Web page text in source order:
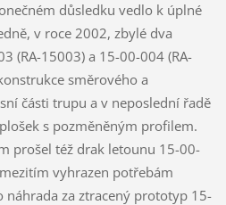
důsledku vedlo k úplné
v roce 2002, zbylé dva
(RA-15003) a 15-00-004 (RA-
směrového a
části trupu a v neposlední řadě
s pozměněným profilem.
prošel též drak letounu 15-00-
vyhrazen potřebám
náhrada za ztracený prototyp 15-